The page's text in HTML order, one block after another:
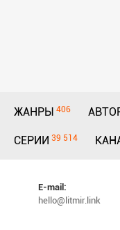
ЖАНРЫ 406
СЕРИИ 39 514
E-mail:
hello@litmir.link